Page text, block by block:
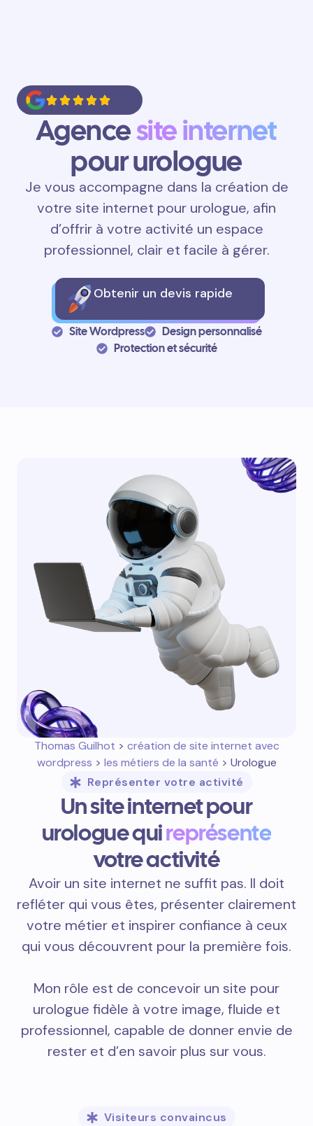
Agencesite internet
pour urologue
Je vous accompagne dans la création de
votre site internet pour urologue, afin
d’offrir à votre activité un espace
professionnel, clair et facile à gérer.
Obtenir un devis rapide
Site Wordpress
Design personnalisé
Protection et sécurité
Thomas Guilhot > création de site internet avec
wordpress > les métiers de la santé > Urologue
Représenter votre activité
Un site internet pour
urologue quireprésente
votre activité
Avoir un site internet ne suffit pas. Il doit
refléter qui vous êtes, présenter clairement
votre métier et inspirer confiance à ceux
qui vous découvrent pour la première fois.
Mon rôle est de concevoir un site pour
urologue fidèle à votre image, fluide et
professionnel, capable de donner envie de
rester et d’en savoir plus sur vous.
Visiteurs convaincus